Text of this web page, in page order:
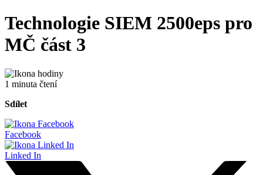
Technologie SIEM 2500eps pro
MČ část 3
1 minuta čtení
Sdílet
Facebook
Linked In